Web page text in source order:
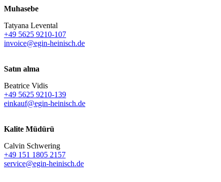
Muhasebe
Tatyana Levental
+49 5625 9210-107
invoice@egin-heinisch.de
Satın alma
Beatrice Vidis
+49 5625 9210-139
einkauf@egin-heinisch.de
Kalite Müdürü
Calvin Schwering
+49 151 1805 2157
service@egin-heinisch.de